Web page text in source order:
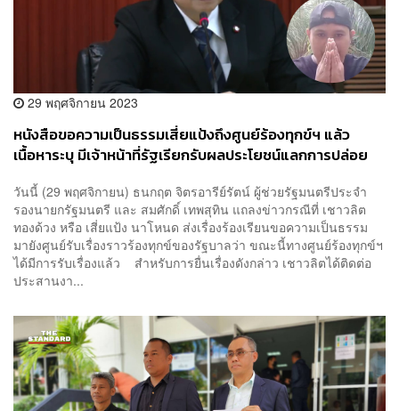
29 พฤศจิกายน 2023
หนังสือขอความเป็นธรรมเสี่ยแป้งถึงศูนย์ร้องทุกข์ฯ แล้ว
เนื้อหาระบุ มีเจ้าหน้าที่รัฐเรียกรับผลประโยชน์แลกการปล่อย
วันนี้ (29 พฤศจิกายน) ธนกฤต จิตรอารีย์รัตน์ ผู้ช่วยรัฐมนตรีประจำ
รองนายกรัฐมนตรี และ สมศักดิ์ เทพสุทิน แถลงข่าวกรณีที่ เชาวลิต
ทองด้วง หรือ เสี่ยแป้ง นาโหนด ส่งเรื่องร้องเรียนขอความเป็นธรรม
มายังศูนย์รับเรื่องราวร้องทุกข์ของรัฐบาลว่า ขณะนี้ทางศูนย์ร้องทุกข์ฯ
ได้มีการรับเรื่องแล้ว สำหรับการยื่นเรื่องดังกล่าว เชาวลิตได้ติดต่อ
ประสานงา...